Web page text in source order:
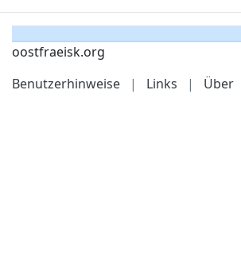
oostfraeisk.org
Benutzerhinweise
| Links | Über